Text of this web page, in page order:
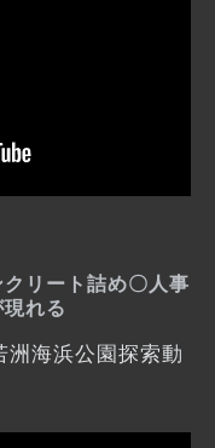
クリート詰め〇人事
れる
洲海浜公園探索動